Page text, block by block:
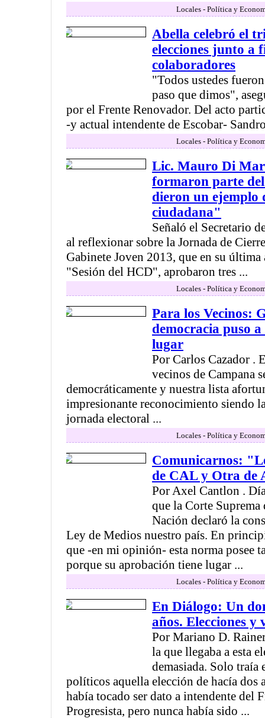
Locales - Política y
Abella celebró el
elecciones junto a
colaboradores
"Todos ustedes
paso que dimos",
por el Frente Renovador. Del acto
-y actual intendente de Escobar-
Locales - Política y
Lic. Mauro Di
formaron parte
dieron un ejemplo
ciudadana"
Señaló el Secretario
al reflexionar sobre la Jornada de
Gabinete Joven 2013, que en su
"Sesión del HCD", aprobaron tres ...
Locales - Política y
Para los Vecinos:
democracia puso
lugar
Por Carlos Cazador .
vecinos de Campana
democráticamente y nuestra lista
impresionante reconocimiento siendo
jornada electoral ...
Locales - Política y
Comunicarnos:
de CAL y Otra de
Por Axel Cantlon .
que la Corte Suprema
Nación declaró la
Ley de Medios nuestro país. En
que -en mi opinión- esta norma posee
porque su aprobación tiene lugar ...
Locales - Política y
En Diálogo: Un
años. Elecciones y
Por Mariano D.
la que llegaba a esta
demasiada. Solo traía
políticos aquella elección de hacía dos
había tocado ser dato a intendente del
Progresista, pero nunca había sido ...